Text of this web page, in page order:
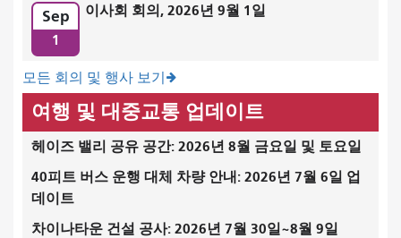
Sep
1
이사회 회의, 2026년 9월 1일
모든 회의 및 행사 보기
여행 및 대중교통 업데이트
헤이즈 밸리 공유 공간: 2026년 8월 금요일 및 토요일
40피트 버스 운행 대체 차량 안내: 2026년 7월 6일 업
데이트
차이나타운 건설 공사: 2026년 7월 30일~8월 9일